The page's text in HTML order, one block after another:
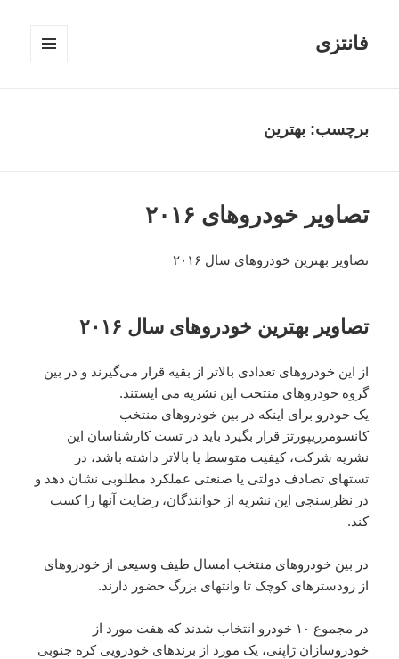
فانتزی
برچسب: بهترین
تصاویر خودروهای ۲۰۱۶
تصاویر بهترین خودروهای سال ۲۰۱۶
تصاویر بهترین خودروهای سال ۲۰۱۶
از این خودروهای تعدادی بالاتر از بقیه قرار می‌گیرند و در بین
گروه خودروهای منتخب این نشریه می ایستند.
یک خودرو برای اینکه در بین خودروهای منتخب
کانسومرریپورتز قرار بگیرد باید در تست کارشناسان این
نشریه شرکت، کیفیت متوسط یا بالاتر داشته باشد، در
تستهای تصادف دولتی یا صنعتی عملکرد مطلوبی نشان دهد و
در نظرسنجی این نشریه از خوانندگان، رضایت آنها را کسب
کند.
در بین خودروهای منتخب امسال طیف وسیعی از خودروهای
از رودسترهای کوچک تا وانتهای بزرگ حضور دارند.
در مجموع ۱۰ خودرو انتخاب شدند که هفت مورد از
خودروسازان ژاپنی، یک مورد از برندهای خودرویی کره جنوبی